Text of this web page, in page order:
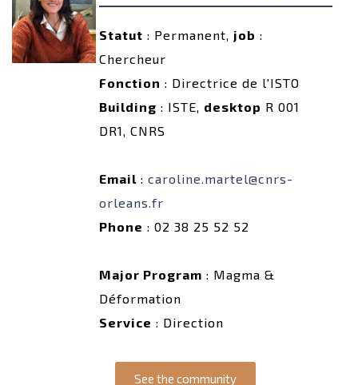
Statut : Permanent, job :
Chercheur
Fonction : Directrice de l'ISTO
Building : ISTE, desktop R 001
DR1, CNRS
Email: caroline.martel@cnrs-
orleans.fr
Phone : 02 38 25 52 52
Major Program : Magma &
Déformation
Service : Direction
See the community